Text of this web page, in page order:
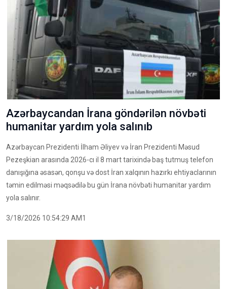
Azərbaycandan İrana göndərilən növbəti
humanitar yardım yola salınıb
Azərbaycan Prezidenti İlham Əliyev və İran Prezidenti Məsud
Pezeşkian arasında 2026-cı il 8 mart tarixində baş tutmuş telefon
danışığına əsasən, qonşu və dost İran xalqının hazırkı ehtiyaclarının
təmin edilməsi məqsədilə bu gün İrana növbəti humanitar yardım
yola salınır.
3/18/2026 10:54:29 AM1